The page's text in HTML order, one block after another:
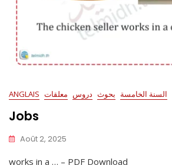
ANGLAIS السنة الخامسة بحوث دروس معلقات
Jobs
Août 2, 2025
works in a … – PDF Download